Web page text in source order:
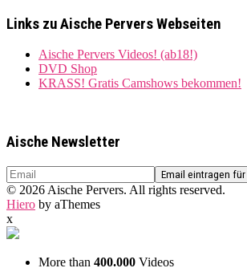
Links zu Aische Pervers Webseiten
Aische Pervers Videos! (ab18!)
DVD Shop
KRASS! Gratis Camshows bekommen!
Aische Newsletter
© 2026 Aische Pervers. All rights reserved.
Hiero by aThemes
x
More than 400.000 Videos